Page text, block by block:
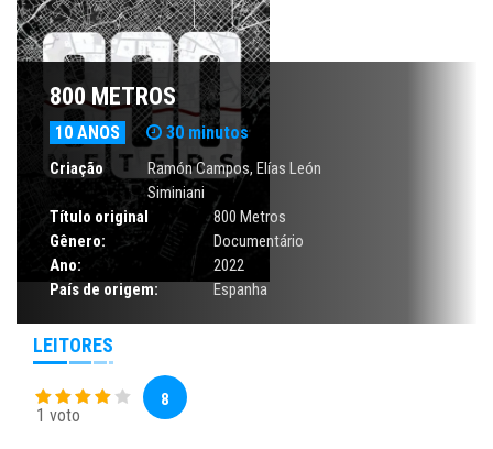
800 METROS
10 ANOS 30 minutos
Criação
Ramón Campos, Elías León
Siminiani
Título original
800 Metros
Gênero:
Documentário
Ano:
2022
País de origem:
Espanha
LEITORES
1 voto
8